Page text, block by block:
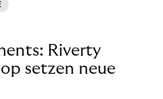
Riverty
setzen neue